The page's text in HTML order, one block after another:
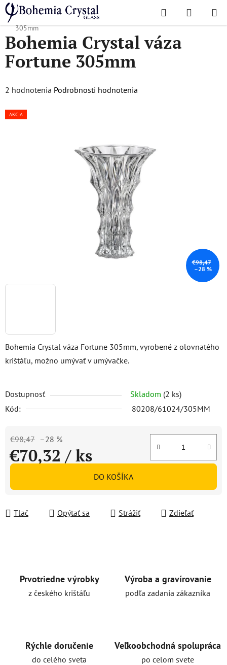
Prejsť
na
obsah
Hľadať
KOŠÍK
Domov
/ Obľúbené kolekcie / Fortune
Bohemia Crystal váza Fortune
305mm
Bohemia Crystal váza Fortune 305mm, vyrobené z olovnatého
krištáľu, možno umývať v umývačke.
Dostupnosť Skladom (2 ks)
Kód:
80208/61024/305MM
€98,47 –28 %
€70,32 / ks
DO KOŠÍKA
Tlač Opýtať sa Strážiť Zdieľať
Bohemia Crystal váza
Fortune 305mm
Priemerné
produktu
2 hodnotenia Podrobnosti hodnotenia
AKCIA
€98,47
–28 %
Prvotriedne výrobky
z českého krištáľu
Výroba a gravírovanie
podľa zadania zákazníka
Rýchle doručenie
do celého sveta
Veľkoobchodná spolupráca
po celom svete